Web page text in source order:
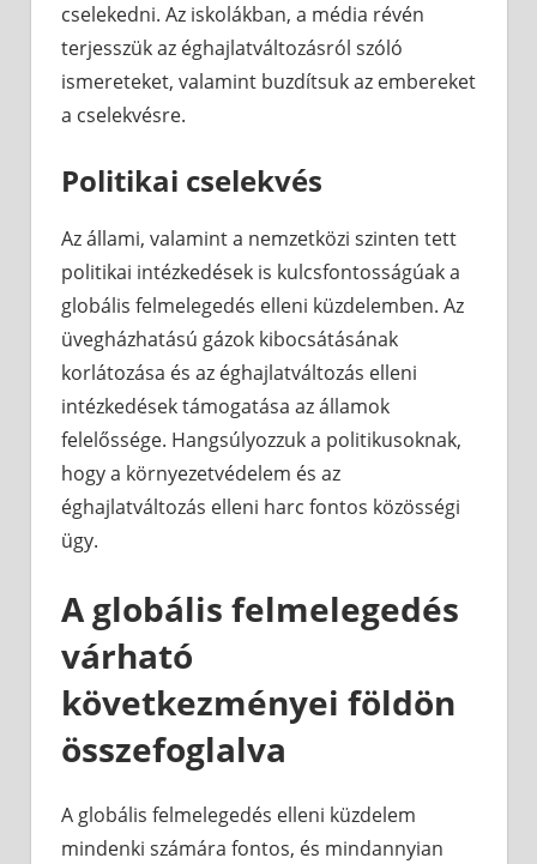
cselekedni. Az iskolákban, a média révén
terjesszük az éghajlatváltozásról szóló
ismereteket, valamint buzdítsuk az embereket
a cselekvésre.
Politikai cselekvés
Az állami, valamint a nemzetközi szinten tett
politikai intézkedések is kulcsfontosságúak a
globális felmelegedés elleni küzdelemben. Az
üvegházhatású gázok kibocsátásának
korlátozása és az éghajlatváltozás elleni
intézkedések támogatása az államok
felelőssége. Hangsúlyozzuk a politikusoknak,
hogy a környezetvédelem és az
éghajlatváltozás elleni harc fontos közösségi
ügy.
A globális felmelegedés
várható
következményei földön
összefoglalva
A globális felmelegedés elleni küzdelem
mindenki számára fontos, és mindannyian